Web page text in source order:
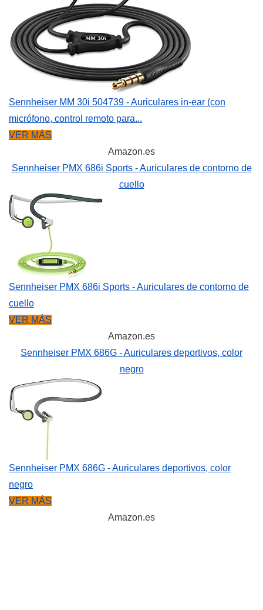
Sennheiser MM 30i 504739 - Auriculares in-ear (con
micrófono, control remoto para...
VER MÁS
Amazon.es
Sennheiser PMX 686i Sports - Auriculares de contorno de
cuello
Sennheiser PMX 686i Sports - Auriculares de contorno de
cuello
VER MÁS
Amazon.es
Sennheiser PMX 686G - Auriculares deportivos, color
negro
Sennheiser PMX 686G - Auriculares deportivos, color
negro
VER MÁS
Amazon.es